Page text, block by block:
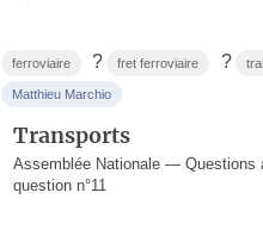
ferroviaire ? fret ferroviaire ?
Matthieu Marchio
Transports
Assemblée Nationale —
question n°11